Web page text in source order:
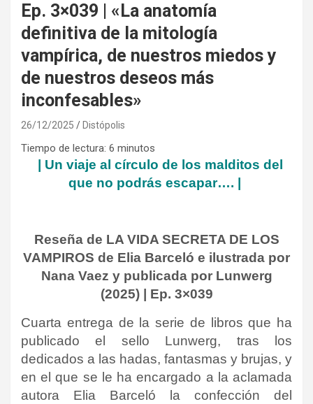
Ep. 3×039 | «La anatomía
definitiva de la mitología
vampírica, de nuestros miedos y
de nuestros deseos más
inconfesables»
26/12/2025 Distópolis
Tiempo de lectura: 6 minutos
| Un viaje al círculo de los malditos del
que no podrás escapar…. |
Reseña de LA VIDA SECRETA DE LOS
VAMPIROS de Elia Barceló e ilustrada por
Nana Vaez y publicada por Lunwerg
(2025) | Ep. 3×039
Cuarta entrega de la serie de libros que ha
publicado el sello Lunwerg, tras los
dedicados a las hadas, fantasmas y brujas, y
en el que se le ha encargado a la aclamada
autora Elia Barceló la confección del